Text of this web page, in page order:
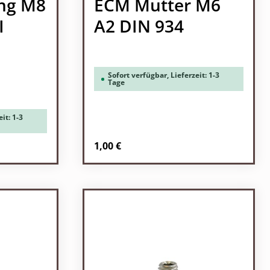
M8
1-3
ECM Mutter M6
A2 DIN 934
Sofort verfügbar, Lieferzeit: 1-3
Tage
Regulärer Preis:
1,00 €